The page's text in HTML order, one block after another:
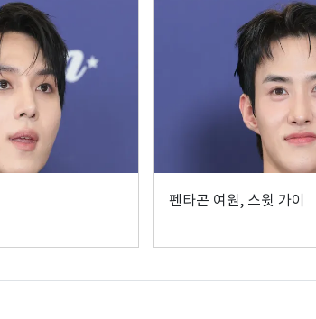
펜타곤 여원, 스윗 가이